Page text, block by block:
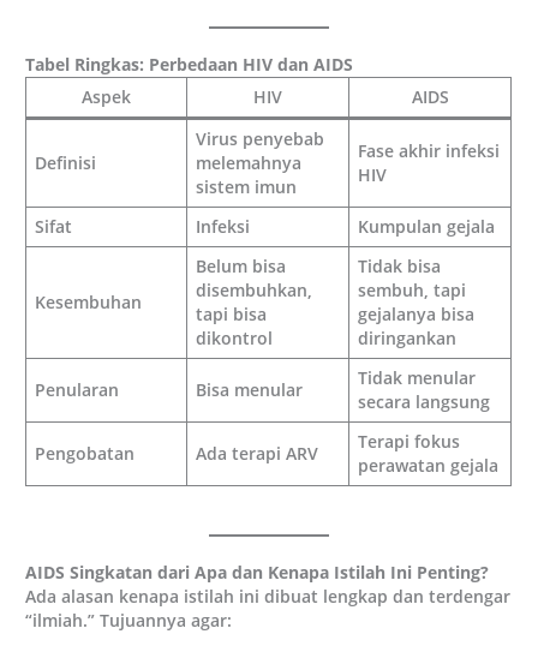
Tabel Ringkas: Perbedaan HIV dan AIDS
Aspek
HIV AIDS
Definisi
Virus penyebab
melemahnya
sistem imun
Fase akhir infeksi
HIV
Sifat Infeksi Kumpulan gejala
Kesembuhan
Belum bisa
disembuhkan,
tapi bisa
dikontrol
Tidak bisa
sembuh, tapi
gejalanya bisa
diringankan
Penularan Bisa menular
Tidak menular
secara langsung
Pengobatan Ada terapi ARV
Terapi fokus
perawatan gejala
AIDS Singkatan dari Apa dan Kenapa Istilah Ini Penting?
Ada alasan kenapa istilah ini dibuat lengkap dan terdengar
“ilmiah.” Tujuannya agar: